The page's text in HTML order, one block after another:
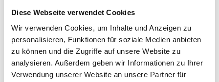
Diese Webseite verwendet Cookies
Wir verwenden Cookies, um Inhalte und Anzeigen zu
personalisieren, Funktionen für soziale Medien anbieten
zu können und die Zugriffe auf unsere Website zu
analysieren. Außerdem geben wir Informationen zu Ihrer
Verwendung unserer Website an unsere Partner für
18,3 °C
Wochenübersicht